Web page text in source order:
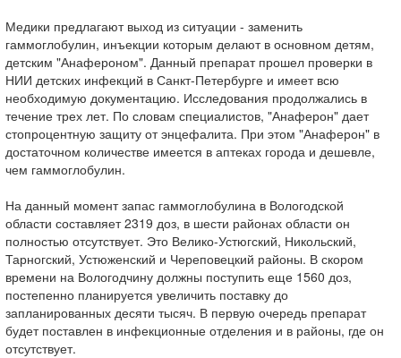
Медики предлагают выход из ситуации - заменить
гаммоглобулин, инъекции которым делают в основном детям,
детским "Анафероном". Данный препарат прошел проверки в
НИИ детских инфекций в Санкт-Петербурге и имеет всю
необходимую документацию. Исследования продолжались в
течение трех лет. По словам специалистов, "Анаферон" дает
стопроцентную защиту от энцефалита. При этом "Анаферон" в
достаточном количестве имеется в аптеках города и дешевле,
чем гаммоглобулин.
На данный момент запас гаммоглобулина в Вологодской
области составляет 2319 доз, в шести районах области он
полностью отсутствует. Это Велико-Устюгский, Никольский,
Тарногский, Устюженский и Череповецкий районы. В скором
времени на Вологодчину должны поступить еще 1560 доз,
постепенно планируется увеличить поставку до
запланированных десяти тысяч. В первую очередь препарат
будет поставлен в инфекционные отделения и в районы, где он
отсутствует.